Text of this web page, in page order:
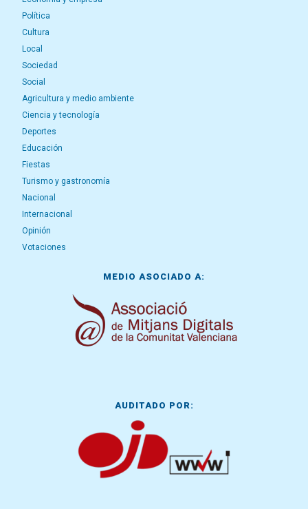
Política
Cultura
Local
Sociedad
Social
Agricultura y medio ambiente
Ciencia y tecnología
Deportes
Educación
Fiestas
Turismo y gastronomía
Nacional
Internacional
Opinión
Votaciones
MEDIO ASOCIADO A:
AUDITADO POR: